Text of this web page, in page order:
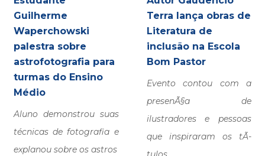
Guilherme
Waperchowski
palestra sobre
astrofotografia para
turmas do Ensino
Médio
Aluno demonstrou suas
técnicas de fotografia e
explanou sobre os astros
Terra lança obras de
Literatura de
inclusão na Escola
Bom Pastor
Evento contou com a
presenÃ§a de
ilustradores e pessoas
que inspiraram os tÃ­